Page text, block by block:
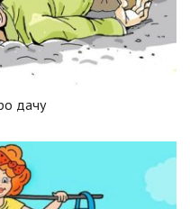
дачу